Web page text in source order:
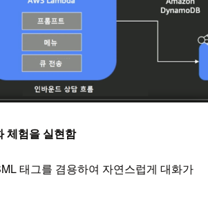
체험을 실현함
태그를 겸용하여 자연스럽게 대화가